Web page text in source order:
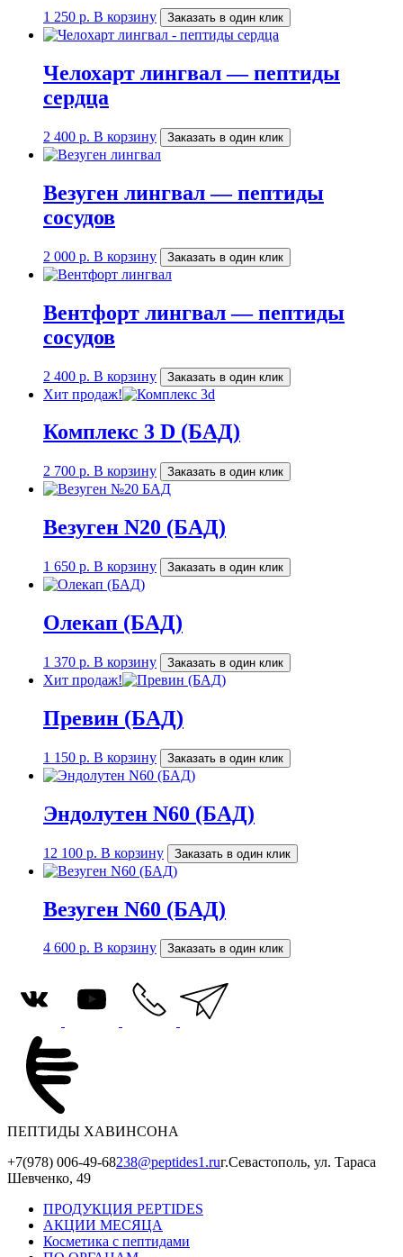
1 250 р. В корзину Заказать в один клик
Челохарт лингвал — пептиды
сердца
2 400 р. В корзину Заказать в один клик
Везуген лингвал — пептиды
сосудов
2 000 р. В корзину Заказать в один клик
Вентфорт лингвал — пептиды
сосудов
2 400 р. В корзину Заказать в один клик
Хит продаж!
Комплекс 3 D (БАД)
2 700 р. В корзину Заказать в один клик
Везуген N20 (БАД)
1 650 р. В корзину Заказать в один клик
Олекап (БАД)
1 370 р. В корзину Заказать в один клик
Хит продаж!
Превин (БАД)
1 150 р. В корзину Заказать в один клик
Эндолутен N60 (БАД)
12 100 р. В корзину Заказать в один клик
Везуген N60 (БАД)
4 600 р. В корзину Заказать в один клик
ПЕПТИДЫ ХАВИНСОНА
+7(978) 006-49-68238@peptides1.ruг.Севастополь, ул. Тараса
Шевченко, 49
ПРОДУКЦИЯ PEPTIDES
АКЦИИ МЕСЯЦА
Косметика с пептидами